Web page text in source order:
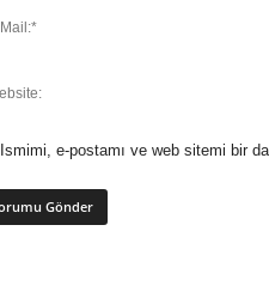
Ismimi, e-postamı ve web sitemi bir